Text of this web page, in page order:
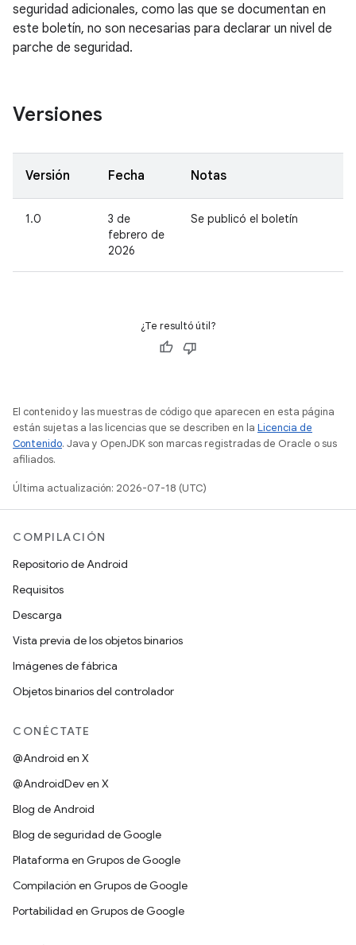
seguridad adicionales, como las que se documentan en
este boletín, no son necesarias para declarar un nivel de
parche de seguridad.
Versiones
Versión Fecha Notas
1.0
3 de
febrero de
2026
Se publicó el boletín
¿Te resultó útil?
El contenido y las muestras de código que aparecen en esta página
están sujetas a las licencias que se describen en la Licencia de
Contenido. Java y OpenJDK son marcas registradas de Oracle o sus
afiliados.
Última actualización: 2026-07-18 (UTC)
COMPILACIÓN
Repositorio de Android
Requisitos
Descarga
Vista previa de los objetos binarios
Imágenes de fábrica
Objetos binarios del controlador
CONÉCTATE
@Android en X
@AndroidDev en X
Blog de Android
Blog de seguridad de Google
Plataforma en Grupos de Google
Compilación en Grupos de Google
Portabilidad en Grupos de Google